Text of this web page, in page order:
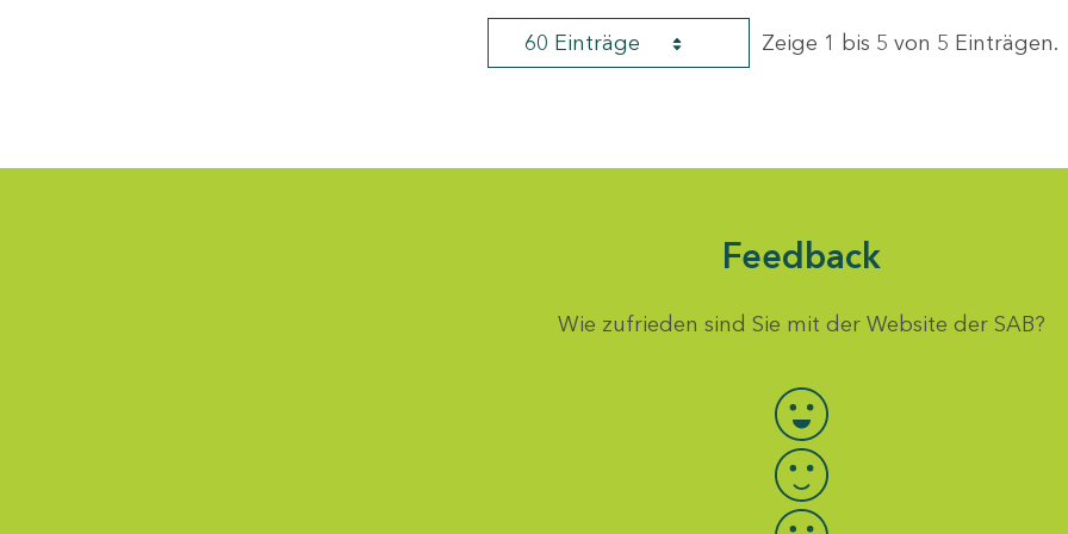
60 Einträge Zeige 1 bis 5 von 5 Einträgen.
Feedback
Wie zufrieden sind Sie mit der Website der SAB?
Bewertung auswählen